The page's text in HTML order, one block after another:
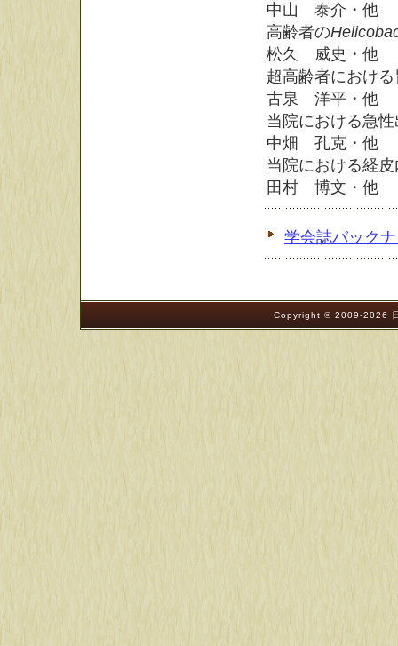
中山 泰介・他
高齢者の
松久 威史・他
超高齢者におけ
古泉 洋平・他
当院における急
中畑 孔克・他
当院における経
田村 博文・他
学会誌バック
Copyright © 2009-2026